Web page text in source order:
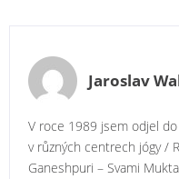
Jaroslav
V roce 1989 jsem odjel
v různých centrech jógy /
Ganeshpuri – Svami